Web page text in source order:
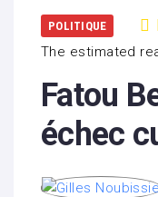
POLITIQUE
The estimated
Fatou
échec